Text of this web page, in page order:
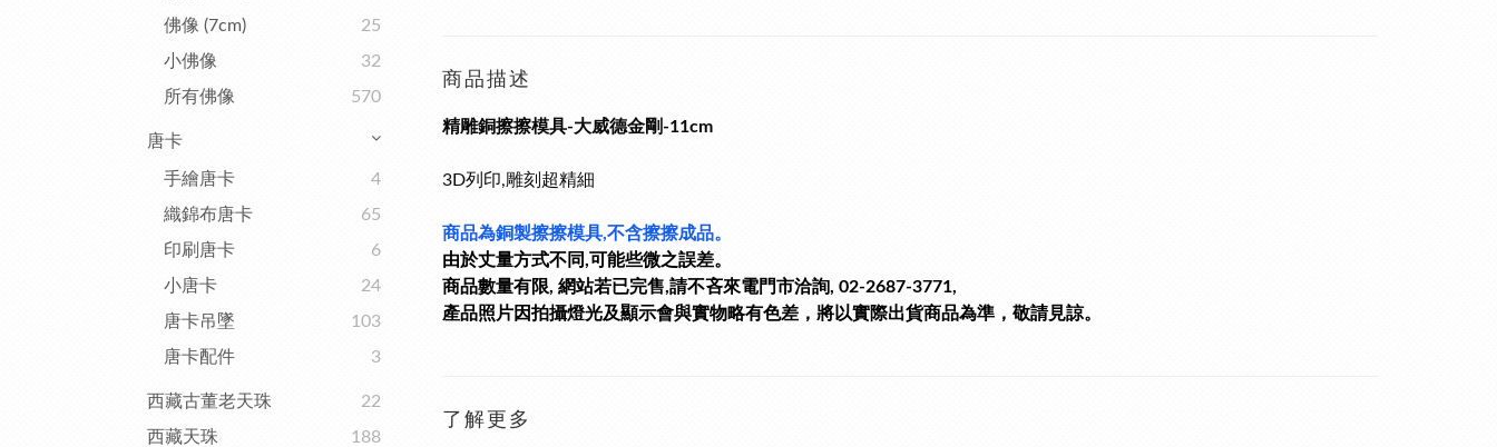
佛像 (7cm)
25
小佛像
32
所有佛像
570
唐卡
手繪唐卡
4
織錦布唐卡
65
印刷唐卡
6
小唐卡
24
唐卡吊墜
103
唐卡配件
3
西藏古董老天珠
22
西藏天珠
188
商品描述
精雕銅擦擦模具-大威德金剛-11cm
3D列印,雕刻超精細
商品為銅製擦擦模具,不含擦擦成品。
由於丈量方式不同,可能些微之誤差。
商品數量有限, 網站若已完售,請不吝來電門市洽詢, 02-2687-3771,
產品照片因拍攝燈光及顯示會與實物略有色差，將以實際出貨商品為準，敬請見諒。
了解更多